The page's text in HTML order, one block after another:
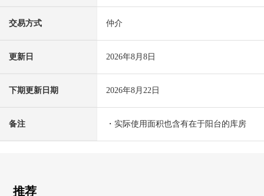
交易方式 仲介
更新日 2026年8月8日
下期更新日期 2026年8月22日
备注 ・实际使用面积也含有在于阳台的库房
推荐